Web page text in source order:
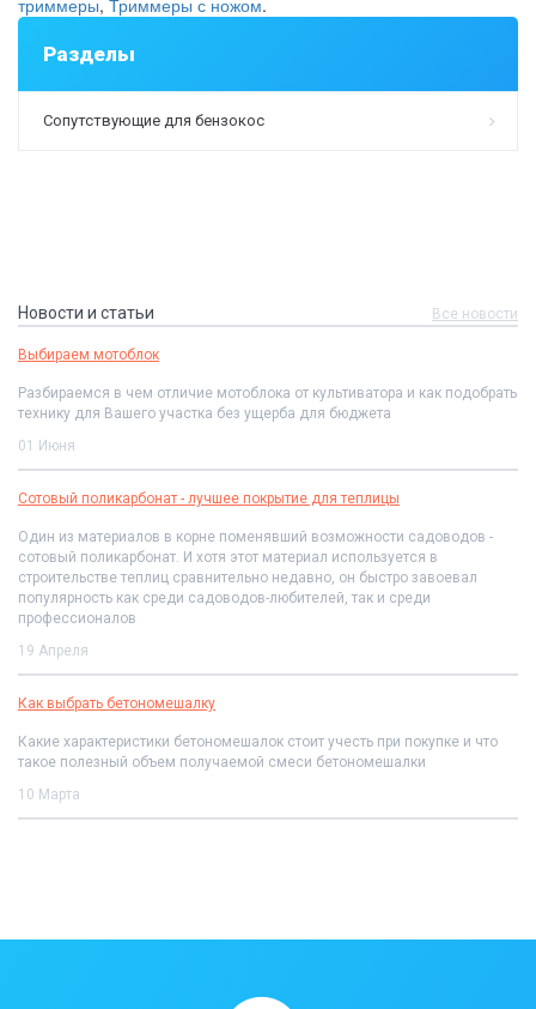
триммеры, Триммеры с ножом.
Разделы
Сопутствующие для бензокос
Новости и статьи Все новости
Выбираем мотоблок
Разбираемся в чем отличие мотоблока от культиватора и как подобрать
технику для Вашего участка без ущерба для бюджета
01 Июня
Сотовый поликарбонат - лучшее покрытие для теплицы
Один из материалов в корне поменявший возможности садоводов -
сотовый поликарбонат. И хотя этот материал используется в
строительстве теплиц сравнительно недавно, он быстро завоевал
популярность как среди садоводов-любителей, так и среди
профессионалов
19 Апреля
Как выбрать бетономешалку
Какие характеристики бетономешалок стоит учесть при покупке и что
такое полезный объем получаемой смеси бетономешалки
10 Марта